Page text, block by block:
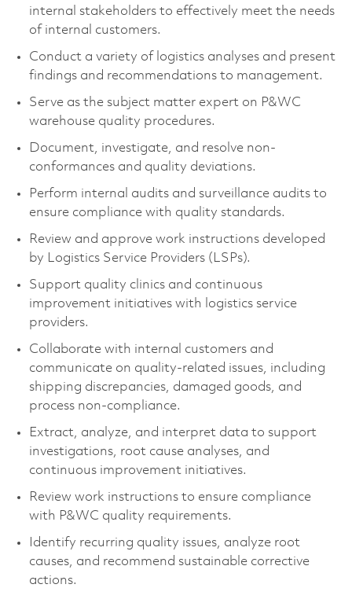
internal stakeholders to effectively meet the needs
of internal customers.
Conduct a variety of logistics analyses and present
findings and recommendations to management.
Serve as the subject matter expert on P&WC
warehouse quality procedures.
Document, investigate, and resolve non-
conformances and quality deviations.
Perform internal audits and surveillance audits to
ensure compliance with quality standards.
Review and approve work instructions developed
by Logistics Service Providers (LSPs).
Support quality clinics and continuous
improvement initiatives with logistics service
providers.
Collaborate with internal customers and
communicate on quality-related issues, including
shipping discrepancies, damaged goods, and
process non-compliance.
Extract, analyze, and interpret data to support
investigations, root cause analyses, and
continuous improvement initiatives.
Review work instructions to ensure compliance
with P&WC quality requirements.
Identify recurring quality issues, analyze root
causes, and recommend sustainable corrective
actions.